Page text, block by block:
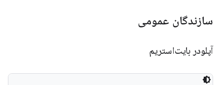
سازندگان عمومی
آپلودر بایت‌استریم